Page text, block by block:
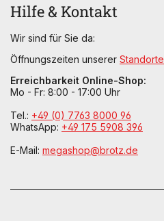
Hilfe & Kontakt
Wir sind für Sie da:
Öffnungszeiten unserer Standorte
Erreichbarkeit Online-Shop:
Mo - Fr: 8:00 - 17:00 Uhr
Tel.: +49 (0) 7763 8000 96
WhatsApp: +49 175 5908 396
E-Mail: megashop@brotz.de